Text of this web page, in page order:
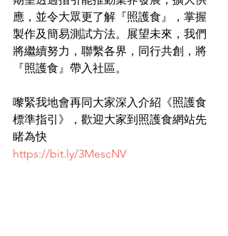
應，並令大眾更了解『照護食』，掌握
製作及簡易測試方法。展望未來，我們
將繼續努力，聯繫各界，同行共創，將
『照護食』帶入社區。
嚟緊我地會再同大家深入介紹《照護食
標準指引》，歡迎大家到照護食網站先
睹為快
https://bit.ly/3MescNV